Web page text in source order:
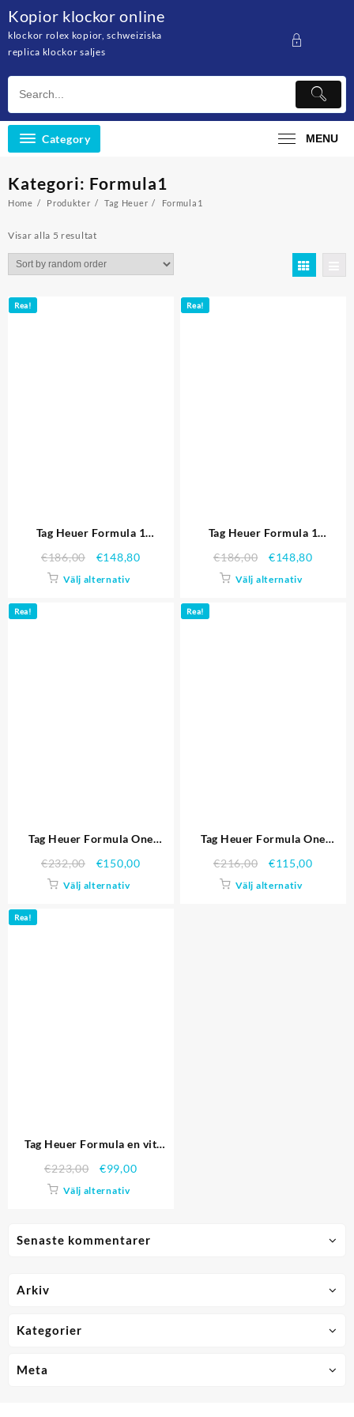
content
Kopior klockor online
klockor rolex kopior, schweiziska
replica klockor saljes
Category MENU
Senaste kommentarer
Kategori: Formula1
Home Produkter Tag Heuer Formula1
Visar alla 5 resultat
Rea!
Tag Heuer Formula 1
Bezel vita siffror 622.409
Replika Klockor
€186,00 €148,80
Välj alternativ
Rea!
Tag Heuer Formula 1
Bezel röda siffror 622.408
Replika Klockor
€186,00 €148,80
Välj alternativ
Rea!
Tag Heuer Formula One
Gummi Bracelet 622.277
Replika Klockor
€232,00 €150,00
Välj alternativ
Rea!
Tag Heuer Formula One
Steinless stål armband
622.298 Replika Klockor
€216,00 €115,00
Välj alternativ
Rea!
Tag Heuer Formula en vit
€223,00 €99,00
Välj alternativ
Arkiv
Kategorier
Meta